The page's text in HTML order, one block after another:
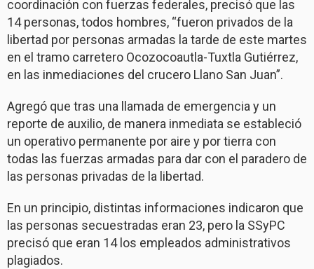
coordinación con fuerzas federales, precisó que las
14 personas, todos hombres, “fueron privados de la
libertad por personas armadas la tarde de este martes
en el tramo carretero Ocozocoautla-Tuxtla Gutiérrez,
en las inmediaciones del crucero Llano San Juan”.
Agregó que tras una llamada de emergencia y un
reporte de auxilio, de manera inmediata se estableció
un operativo permanente por aire y por tierra con
todas las fuerzas armadas para dar con el paradero de
las personas privadas de la libertad.
En un principio, distintas informaciones indicaron que
las personas secuestradas eran 23, pero la SSyPC
precisó que eran 14 los empleados administrativos
plagiados.